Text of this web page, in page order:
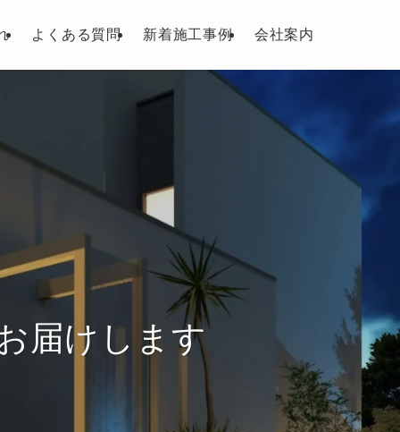
よくある質問 新着施工事例 会社案内
届けします